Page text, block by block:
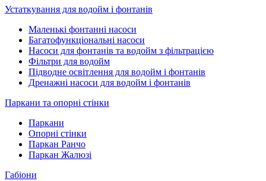
Устаткування для водойм і фонтанів
Маленькі фонтанні насоси
Багатофункціональні насоси
Насоси для фонтанів та водойм з фільтрацією
Фільтри для водойм
Підводне освітлення для водойм і фонтанів
Дренажні насоси для водойм і фонтанів
Паркани та опорні стінки
Паркани
Опорні стінки
Паркан Ранчо
Паркан Жалюзі
Габіони